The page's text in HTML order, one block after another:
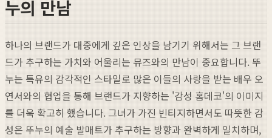
누의 만남
하나의 브랜드가 대중에게 깊은 인상을 남기기 위해서는 그 브랜
드가 추구하는 가치와 어울리는 뮤즈와의 만남이 중요합니다. 뚜
누는 특유의 감각적인 스타일로 많은 이들의 사랑을 받는 배우 오
연서와의 협업을 통해 브랜드가 지향하는 '감성 홈데코'의 이미지
를 더욱 확고히 했습니다. 그녀가 가진 빈티지하면서도 따뜻한 감
성은 뚜누의 예술 발매트가 추구하는 방향과 완벽하게 일치하며,